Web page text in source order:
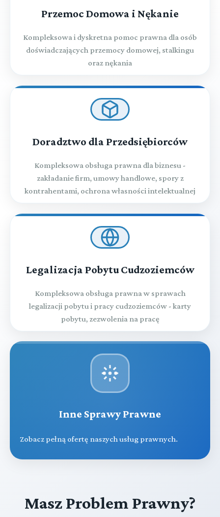
Przemoc Domowa i Nękanie
Kompleksowa i dyskretna pomoc prawna dla osób
doświadczających przemocy domowej, stalkingu
oraz nękania
Doradztwo dla Przedsiębiorców
Kompleksowa obsługa prawna dla biznesu -
zakładanie firm, umowy handlowe, spory z
kontrahentami, ochrona własności intelektualnej
Legalizacja Pobytu Cudzoziemców
Kompleksowa obsługa prawna w sprawach
legalizacji pobytu i pracy cudzoziemców - karty
pobytu, zezwolenia na pracę
Inne Sprawy Prawne
Zobacz pełną ofertę naszych usług prawnych.
Masz Problem Prawny?